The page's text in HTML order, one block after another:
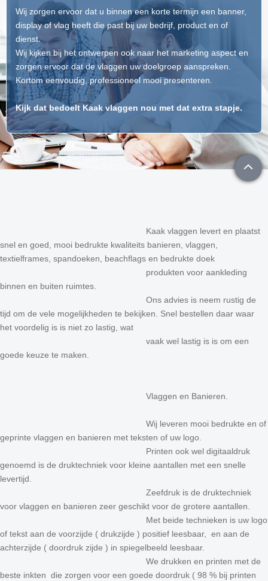
Wij zorgen ervoor dat u binnen een korte termijn een banner,
display of vlag heeft die past bij uw bedrijf, product en of
dienst.
Wij kijken bij het ontwerpen ook naar het marketing aspect en
zorgen ervoor dat de vlaggen uw doelgroep aanspreken.
Kortom eenvoudig, professioneel mooi presenteren.
Kijk dat bedoelt Kaak vlaggen nou met dat extra stapje.
Kaak vlaggen levert en plaatst
snel en goed, mooi bedrukte kwaliteits banieren, vlaggen,
textielframes, spandoeken, beachflags en bedrukte doek
produkten voor aankleding
binnen en buiten ruimtes.
Ons advies is neem rustig de
tijd om de vele mogelijkheden te bekijken. Snel bestellen daar waar
het voordelig is is niet zo lastig, wat
vaak wel lastig is is om een
goede keuze te maken.
Vlaggen en Banieren.
Wij leveren mooi bedrukte en of
geprinte vlaggen en banieren met teksten of uw logo.
Printen ook wel digitaaldruk
genoemd is de druktechniek voor kleine aantallen met een snelle
levertijd.
Zeefdruk is de druktechniek
voor vlaggen en banieren zeer geschikt voor de grotere aantallen.
Met beide technieken is uw logo
of tekst aan de voorzijde ( drukzijde ) positief leesbaar, en aan de
achterzijde ( doordruk zijde ) in spiegelbeeld leesbaar.
We drukken en printen met de
beste inkten die zorgen voor een goede doordruk ( 98 % bij printen